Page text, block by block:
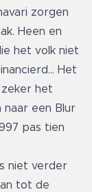
zorgen
Heen en
het volk niet
Het
het
een Blur
pas tien
niet verder
tot de